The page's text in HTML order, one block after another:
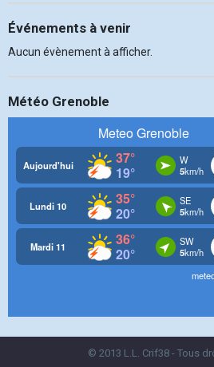
Événements à venir
Aucun évènement à afficher.
Météo Grenoble
© 2013 L.L. Crif38 - Tous